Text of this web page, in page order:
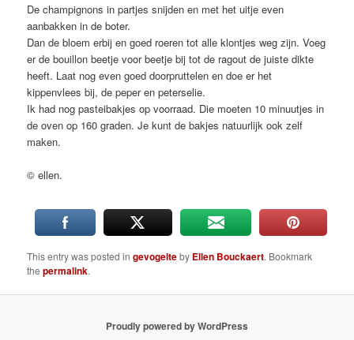
De champignons in partjes snijden en met het uitje even
aanbakken in de boter.
Dan de bloem erbij en goed roeren tot alle klontjes weg zijn. Voeg
er de bouillon beetje voor beetje bij tot de ragout de juiste dikte
heeft. Laat nog even goed doorpruttelen en doe er het
kippenvlees bij, de peper en peterselie.
Ik had nog pasteibakjes op voorraad. Die moeten 10 minuutjes in
de oven op 160 graden. Je kunt de bakjes natuurlijk ook zelf
maken.
© ellen.
This entry was posted ingevogelteby Ellen Bouckaert. Bookmark
thepermalink.
Proudly powered by WordPress